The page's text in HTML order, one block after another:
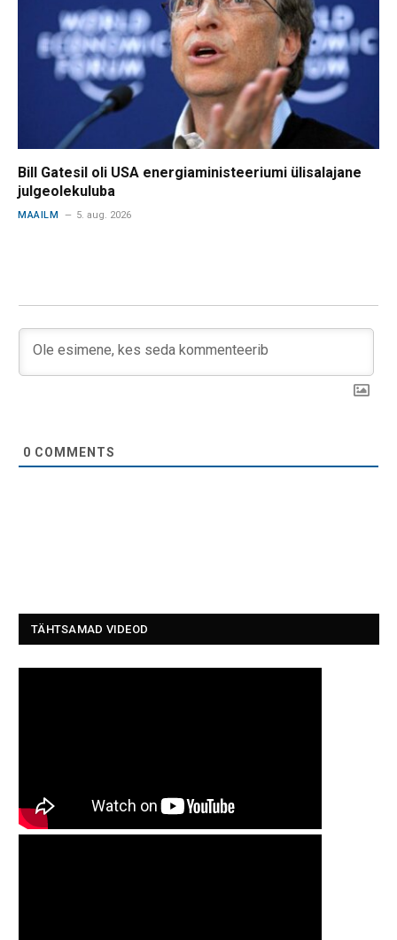
Bill Gatesil oli USA energiaministeeriumi ülisalajane
julgeolekuluba
MAAILM 5. aug. 2026
0 COMMENTS
TÄHTSAMAD VIDEOD